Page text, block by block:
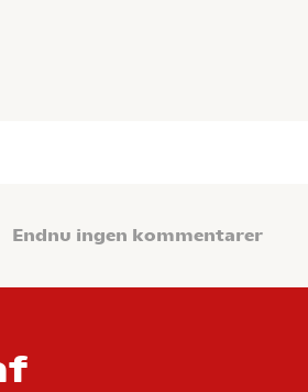
Endnu ingen kommentarer